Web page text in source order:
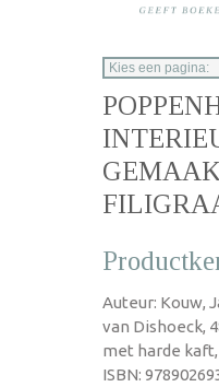
Auteur: Kouw,
van Dishoeck,
met harde
ISBN: